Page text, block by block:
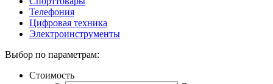
Телефония
Цифровая техника
Электроинструменты
Выбор по параметрам:
Стоимость